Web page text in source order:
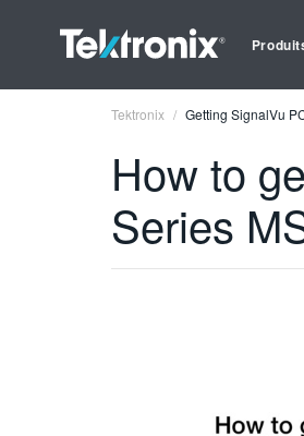
Tektronix Getting SignalVu
How to
Series